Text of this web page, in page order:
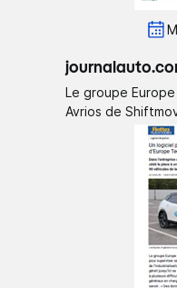
Le groupe
Avrios de